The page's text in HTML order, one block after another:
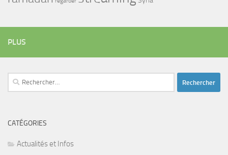
PLUS
Rechercher :
CATÉGORIES
Actualités et Infos